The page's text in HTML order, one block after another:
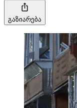
გაზიარება